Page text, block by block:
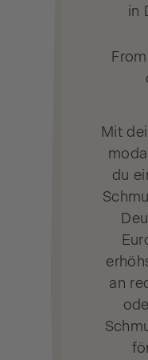
in
Mit
du
an